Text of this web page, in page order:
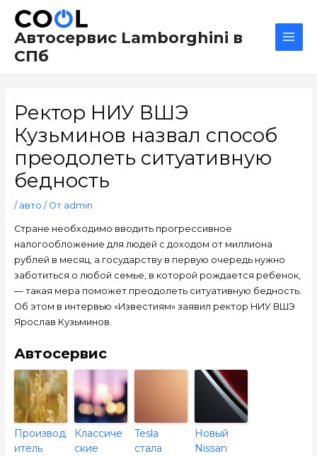
содержимому
Автосервис Lamborghini в
СПб
Ректор НИУ ВШЭ
Кузьминов назвал способ
преодолеть ситуативную
бедность
/ авто / От admin
Стране необходимо вводить прогрессивное
налогообложение для людей с доходом от миллиона
рублей в месяц, а государству в первую очередь нужно
заботиться о любой семье, в которой рождается ребенок,
— такая мера поможет преодолеть ситуативную бедность.
Об этом в интервью «Известиям» заявил ректор НИУ ВШЭ
Ярослав Кузьминов.
Автосервис
Производ
итель
Классиче
ские
Tesla
стала
Новый
Nissan
по
записям